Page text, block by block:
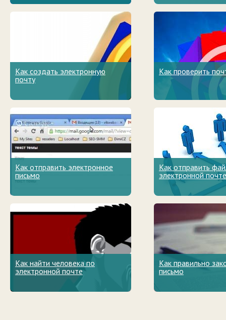
Как создать электронную
почту
Как проверить
Как отправить электронное
письмо
Как отправить
электронной
Как найти человека по
электронной почте
Как правильно
письмо